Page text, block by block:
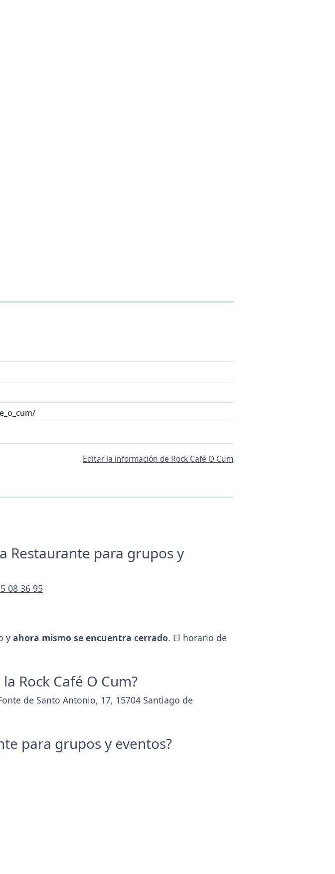
Editar la información de Rock Café O Cum
Restaurante para grupos y
08 36 95
y ahora mismo se encuentra cerrado. El horario de
Rock Café O Cum?
de Santo Antonio, 17, 15704 Santiago de
para grupos y eventos?